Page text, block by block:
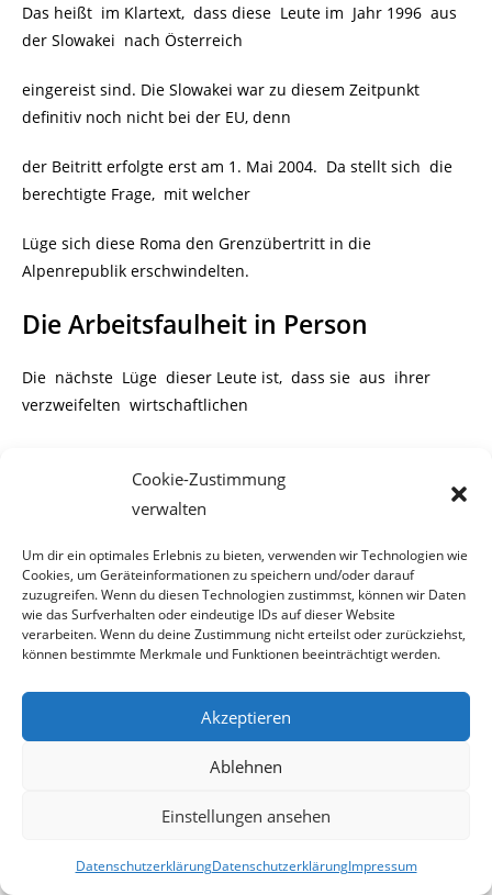
Cookie-Zustimmung
verwalten
Um dir ein optimales Erlebnis zu bieten, verwenden wir Technologien wie
Cookies, um Geräteinformationen zu speichern und/oder darauf
zuzugreifen. Wenn du diesen Technologien zustimmst, können wir Daten
wie das Surfverhalten oder eindeutige IDs auf dieser Website
verarbeiten. Wenn du deine Zustimmung nicht erteilst oder zurückziehst,
können bestimmte Merkmale und Funktionen beeinträchtigt werden.
Akzeptieren
Ablehnen
Einstellungen ansehen
DatenschutzerklärungDatenschutzerklärungImpressum
Das heißt im Klartext, dass diese Leute im Jahr 1996 aus
der Slowakei nach Österreich
eingereist sind. Die Slowakei war zu diesem Zeitpunkt
definitiv noch nicht bei der EU, denn
der Beitritt erfolgte erst am 1. Mai 2004. Da stellt sich die
berechtigte Frage, mit welcher
Lüge sich diese Roma den Grenzübertritt in die
Alpenrepublik erschwindelten.
Die Arbeitsfaulheit in Person
Die nächste Lüge dieser Leute ist, dass sie aus ihrer
verzweifelten wirtschaftlichen
Slowakei noch eine systembe-
einen Job und war sogar
dazu verpflichtet, eine Beschäftigung anzunehmen.
Hätten es diese Leute mit ehrlicher Arbeit versucht, wären
schaftliche Notlage geraten. Auf gut Deutsch bedeutet dies,
faul waren, um einer geregelten Beschäftigung